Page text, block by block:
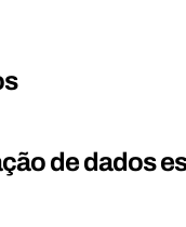
de dados